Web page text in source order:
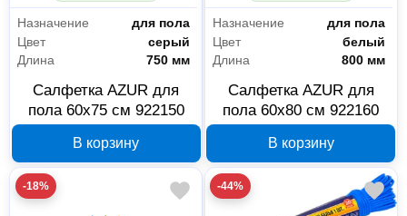
Назначение
для пола
Цвет
серый
Длина
750 мм
Салфетка AZUR для
пола 60x75 см 922150
В корзину
Назначение
для пола
Цвет
белый
Длина
800 мм
Салфетка AZUR для
пола 60x80 см 922160
В корзину
-18% -44%